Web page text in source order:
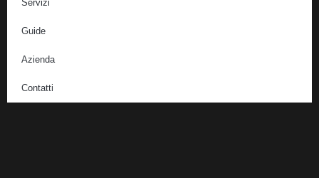
Servizi
Guide
Azienda
Contatti